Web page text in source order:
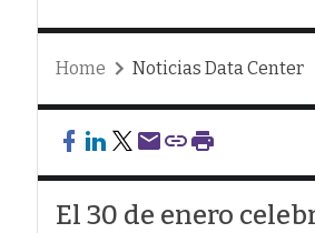
Home Noticias Data Center
El 30 de enero